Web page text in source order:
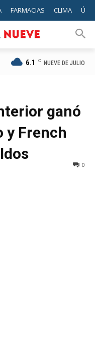
FARMACIAS CLIMA
6.1 C NUEVE DE JULIO
ganó
y French
0